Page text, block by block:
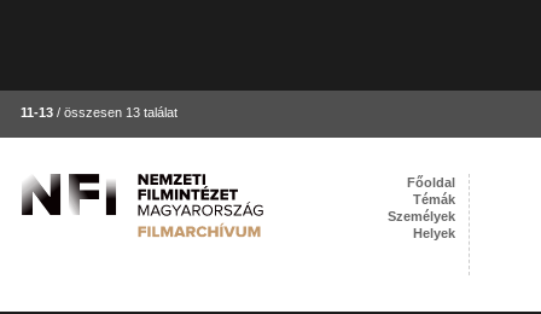
11-13 / összesen 13 találat
Főoldal
Témák
Személyek
Helyek